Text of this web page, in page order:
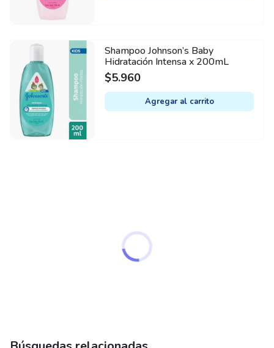
Shampoo Johnson’s Baby
Hidratación Intensa x 200mL
$5.960
Agregar al carrito